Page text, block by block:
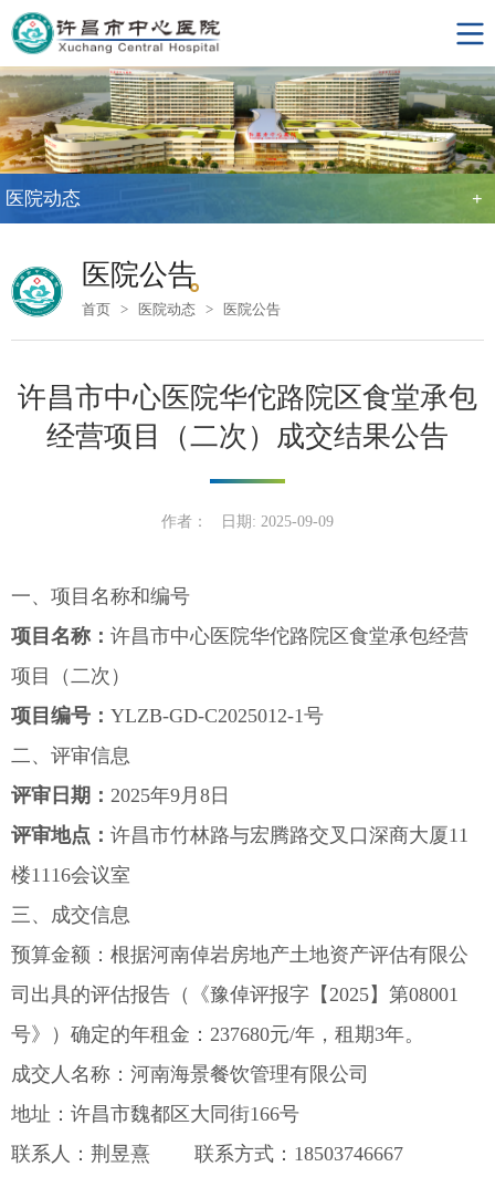
医院动态 +
医院公告
首页 > 医院动态 > 医院公告
许昌市中心医院华佗路院区食堂承包
经营项目（二次）成交结果公告
作者： 日期: 2025-09-09
一、项目名称和编号
项目名称： 许昌市中心医院华佗路院区食堂承包经营
项目（二次）
项目编号： YLZB-GD-C2025012-1号
二、评审信息
评审 日期： 2025年9月8日
评审地点： 许昌市竹林路与宏腾路交叉口深商大厦11
楼1116会议室
三、成交信息
预算金额：根据河南倬岩房地产土地资产评估有限公
司出具的评估报告（《豫倬评报字【2025】第08001
号》）确定的年租金：237680元/年，租期3年。
成交人名称：河南海景餐饮管理有限公司
地址：许昌市魏都区大同街166号
联系人：荆昱熹 联系方式：18503746667